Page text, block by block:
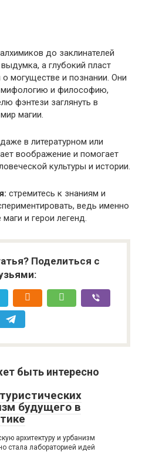
до заклинателей
а глубокий пласт
о могуществе и познании. Они
мифологию и философию,
фэнтези заглянуть в
магии.
в литературном или
воображение и помогает
культуры и истории.
стремитесь к знаниям и
ведь именно
и герои легенд.
Поделиться с
быть интересно
будущего в
архитектуру и урбанизм
стала лабораторией идей